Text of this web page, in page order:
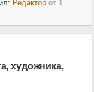
Редакторот 1
художника,